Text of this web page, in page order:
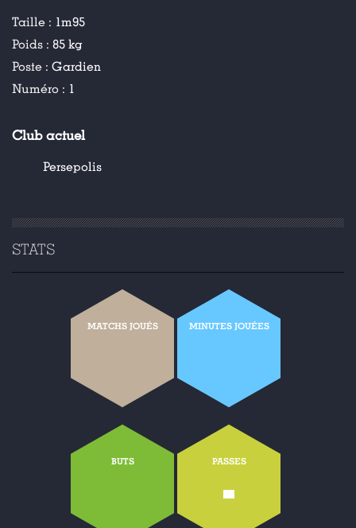
Taille : 1m95
Poids : 85 kg
Poste : Gardien
Numéro : 1
Club actuel
Persepolis
STATS
MATCHS JOUÉS MINUTES JOUÉES
BUTS PASSES
-